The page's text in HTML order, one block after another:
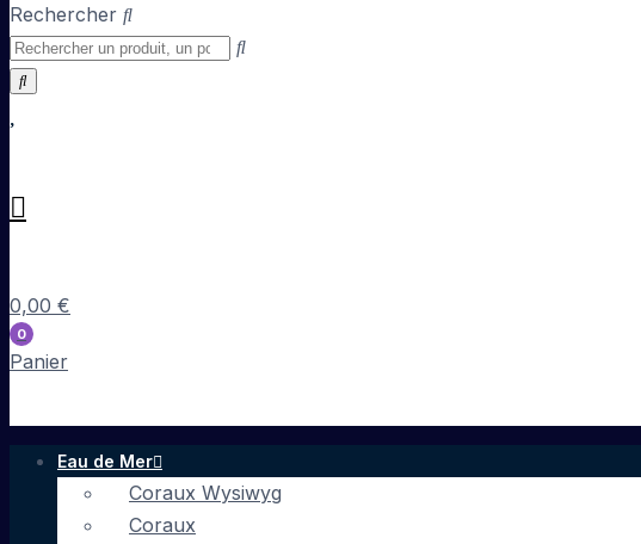
Rechercher
0,00 €
0
Panier
Eau de Mer
Coraux Wysiwyg
Coraux